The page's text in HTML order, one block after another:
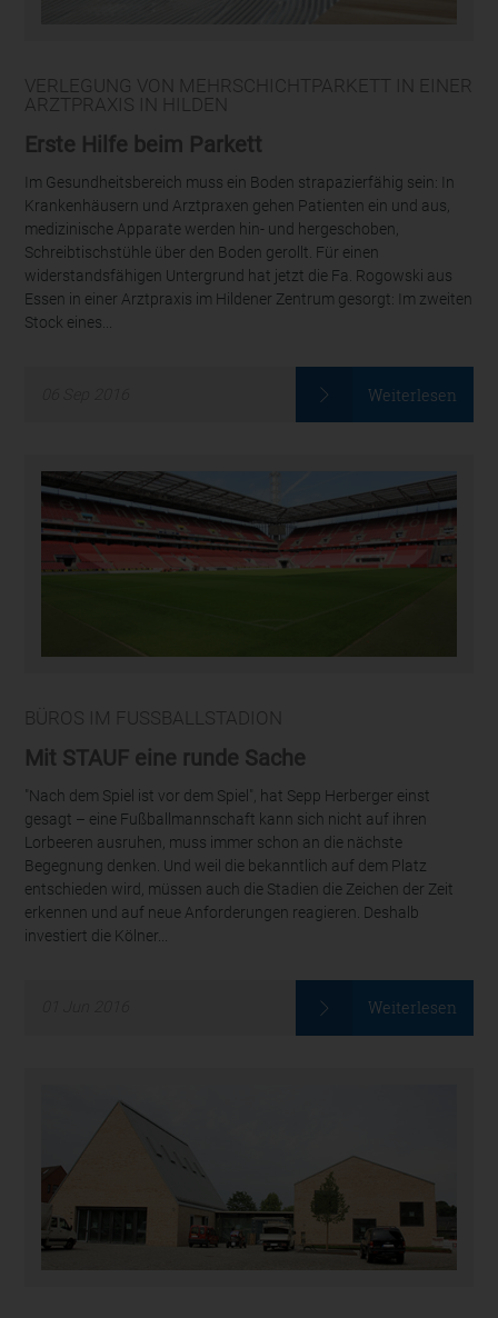
VERLEGUNG VON MEHRSCHICHTPARKETT IN EINER
ARZTPRAXIS IN HILDEN
Erste Hilfe beim Parkett
Im Gesundheitsbereich muss ein Boden strapazierfähig sein: In
Krankenhäusern und Arztpraxen gehen Patienten ein und aus,
medizinische Apparate werden hin- und hergeschoben,
Schreibtischstühle über den Boden gerollt. Für einen
widerstandsfähigen Untergrund hat jetzt die Fa. Rogowski aus
Essen in einer Arztpraxis im Hildener Zentrum gesorgt: Im zweiten
Stock eines...
Weiterlesen
BÜROS IM FUSSBALLSTADION
Mit STAUF eine runde Sache
"Nach dem Spiel ist vor dem Spiel", hat Sepp Herberger einst
gesagt – eine Fußballmannschaft kann sich nicht auf ihren
Lorbeeren ausruhen, muss immer schon an die nächste
Begegnung denken. Und weil die bekanntlich auf dem Platz
entschieden wird, müssen auch die Stadien die Zeichen der Zeit
erkennen und auf neue Anforderungen reagieren. Deshalb
investiert die Kölner...
Weiterlesen